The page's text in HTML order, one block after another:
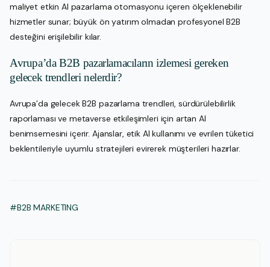
maliyet etkin AI pazarlama otomasyonu içeren ölçeklenebilir
hizmetler sunar; büyük ön yatırım olmadan profesyonel B2B
desteğini erişilebilir kılar.
Avrupa’da B2B pazarlamacıların izlemesi gereken
gelecek trendleri nelerdir?
Avrupa’da gelecek B2B pazarlama trendleri, sürdürülebilirlik
raporlaması ve metaverse etkileşimleri için artan AI
benimsemesini içerir. Ajanslar, etik AI kullanımı ve evrilen tüketici
beklentileriyle uyumlu stratejileri evirerek müşterileri hazırlar.
#B2B MARKETING